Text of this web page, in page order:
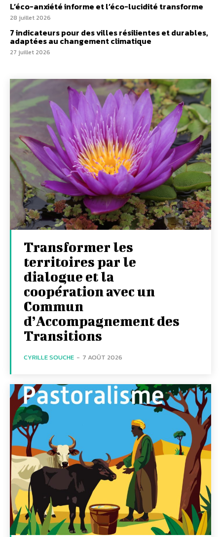
L’éco-anxiété informe et l’éco-lucidité transforme
28 juillet 2026
7 indicateurs pour des villes résilientes et durables,
adaptées au changement climatique
27 juillet 2026
Transformer les
territoires par le
dialogue et la
coopération avec un
Commun
d’Accompagnement des
Transitions
CYRILLE SOUCHE - 7 AOÛT 2026